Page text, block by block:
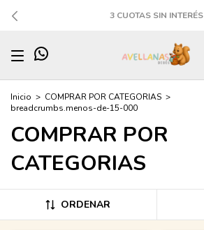
3 CUOTAS SIN INTERÉS
Inicio > COMPRAR POR CATEGORIAS >
breadcrumbs.menos-de-15-000
COMPRAR POR
CATEGORIAS
ORDENAR